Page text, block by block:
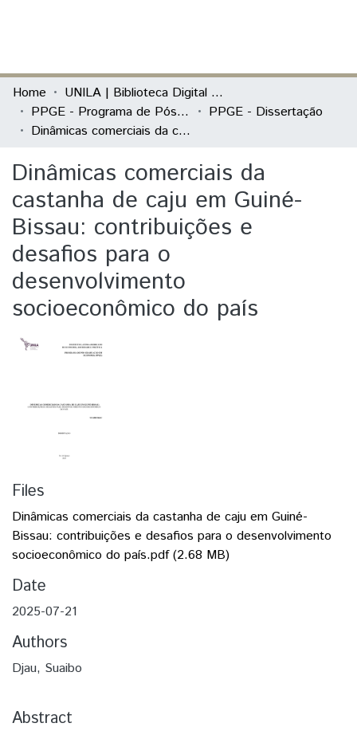
Communities & Collections
All of DSpace
Home
UNILA | Biblioteca Digital de Dissertações e Teses
PPGE - Programa de Pós-Graduação em Economia
PPGE - Dissertação
Dinâmicas comerciais da castanha de caju em Guiné-Bissau: contribuições e desafios para o desenvolvimento socioeconômico do país
Dinâmicas comerciais da
castanha de caju em Guiné-
Bissau: contribuições e
desafios para o
desenvolvimento
socioeconômico do país
Files
Dinâmicas comerciais da castanha de caju em Guiné-
Bissau: contribuições e desafios para o desenvolvimento
socioeconômico do país.pdf(2.68 MB)
Date
2025-07-21
Authors
Djau, Suaibo
Abstract